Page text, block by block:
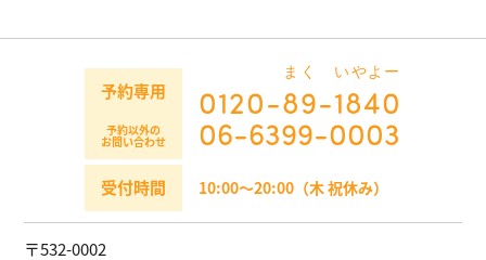
予約専用 0120-89
まく
-1840
いやよー
予約以外の
お問い合わせ 06-6399-0003
受付時間 10:00～20:00（木 祝休み）
〒532-0002